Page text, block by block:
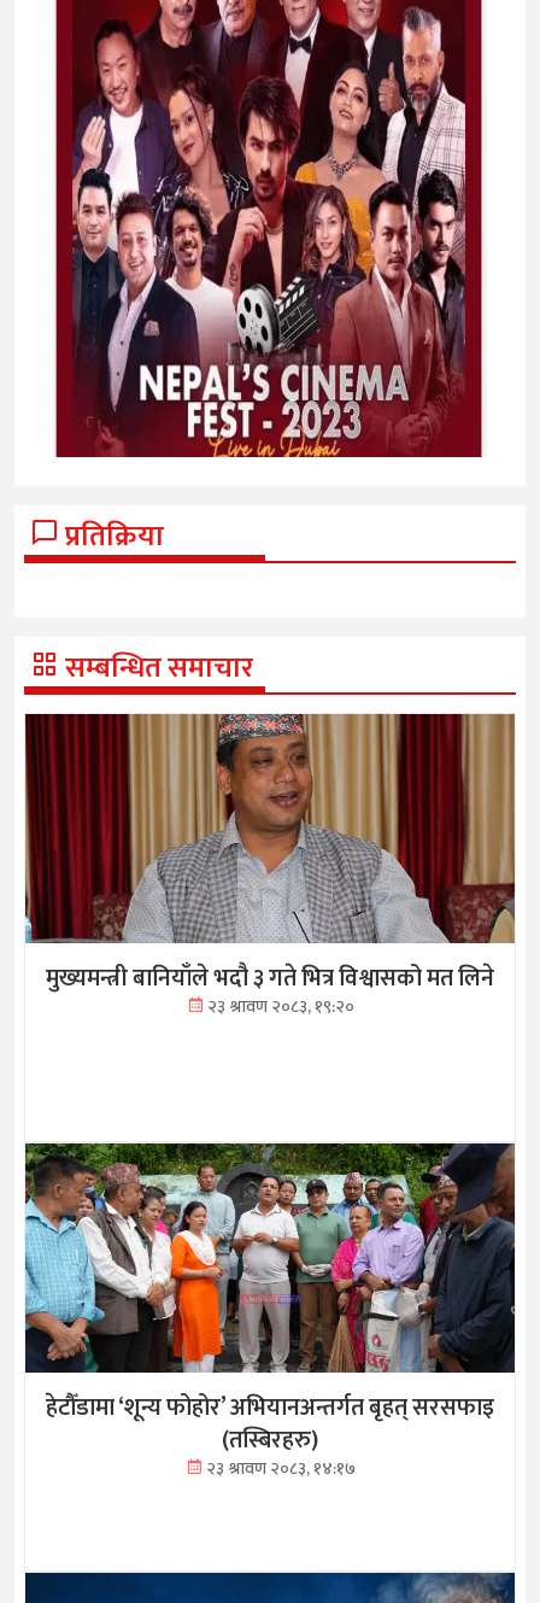
प्रतिक्रिया
सम्बन्धित समाचार
मुख्यमन्त्री बानियाँले भदौ ३ गते भित्र विश्वासको मत लिने
२३ श्रावण २०८३, १९:२०
हेटौँडामा ‘शून्य फोहोर’ अभियानअन्तर्गत बृहत् सरसफाइ
(तस्बिरहरु)
२३ श्रावण २०८३, १४:१७